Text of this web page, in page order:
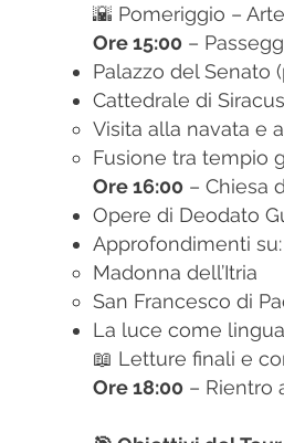
🌇 Pomeriggio –
Ore 15:00 –
Palazzo del Senato
Cattedrale di
Visita alla navata e
Fusione tra tempio
Ore 16:00 – Chiesa
Opere di Deodato
Approfondimenti su:
Madonna dell’Itria
San Francesco di
La luce come
📖 Letture finali e
Ore 18:00 – Rientro